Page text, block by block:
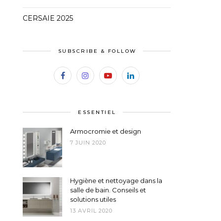
CERSAIE 2025
SUBSCRIBE & FOLLOW
ESSENTIEL
Armocromie et design
7 JUIN 2020
Hygiène et nettoyage dans la
salle de bain. Conseils et
solutions utiles
13 AVRIL 2020